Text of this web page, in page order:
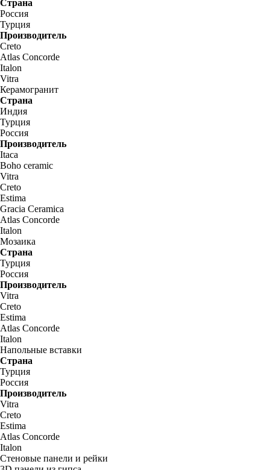
Страна
Россия
Турция
Производитель
Creto
Atlas Concorde
Italon
Vitra
Керамогранит
Страна
Индия
Турция
Россия
Производитель
Itaca
Boho ceramic
Vitra
Creto
Estima
Gracia Ceramica
Atlas Concorde
Italon
Мозаика
Страна
Турция
Россия
Производитель
Vitra
Creto
Estima
Atlas Concorde
Italon
Напольные вставки
Страна
Турция
Россия
Производитель
Vitra
Creto
Estima
Atlas Concorde
Italon
Стеновые панели и рейки